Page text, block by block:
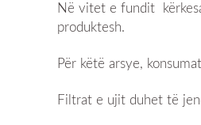
Në vitet e fundit
produktesh.
Për këtë arsye,
Filtrat e ujit duhet të